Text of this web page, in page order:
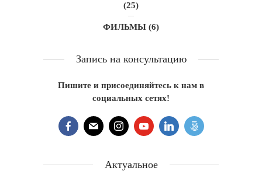
(25)
ФИЛЬМЫ (6)
Запись на консультацию
Пишите и присоединяйтесь к нам в
социальных сетях!
Актуальное